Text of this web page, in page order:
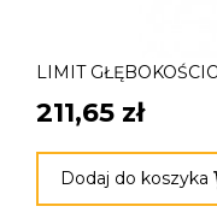
LIMIT
211,65 zł
Dodaj do koszyka